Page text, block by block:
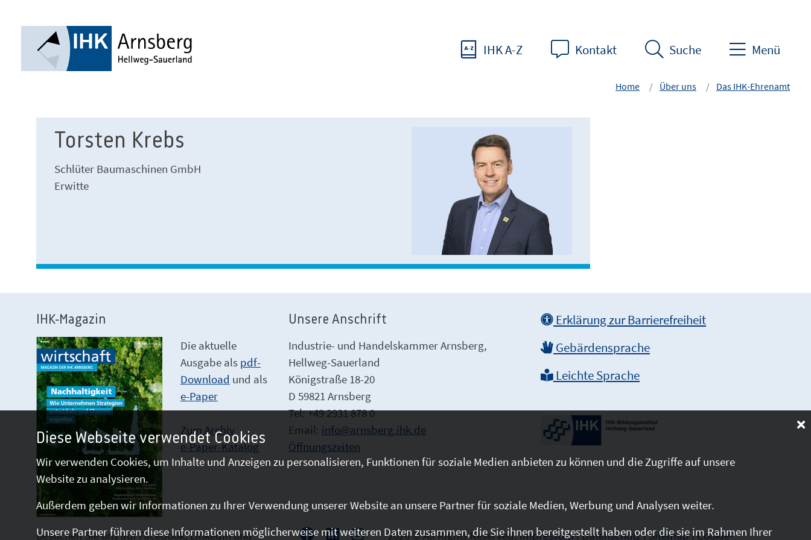
IHK A-Z Kontakt Suche Menü
Home Über uns Das IHK-Ehrenamt
Torsten Krebs
Schlüter Baumaschinen GmbH
Erwitte
IHK-Magazin
Die aktuelle
Ausgabe als pdf-
Download und als
e-Paper
Zum Archiv
e-Paper-Katalog
Unsere Anschrift
Industrie- und Handelskammer Arnsberg,
Hellweg-Sauerland
Königstraße 18-20
D 59821 Arnsberg
Tel: +49 2931 878 0
Email: info@arnsberg.ihk.de
Öffnungszeiten
Erklärung zur Barrierefreiheit
Gebärdensprache
Leichte Sprache
Besuchen Sie uns auf Facebook, Linkedin und 2026 © All Rights Reserved.Impressum|Datenschutz|Sitemap|Cookie-
Diese Webseite verwendet Cookies
Wir verwenden Cookies, um Inhalte und Anzeigen zu personalisieren, Funktionen für soziale Medien anbieten zu können und die Zugriffe auf unsere
Website zu analysieren.
Außerdem geben wir Informationen zu Ihrer Verwendung unserer Website an unsere Partner für soziale Medien, Werbung und Analysen weiter.
Unsere Partner führen diese Informationen möglicherweise mit weiteren Daten zusammen, die Sie ihnen bereitgestellt haben oder die sie im Rahmen Ihrer